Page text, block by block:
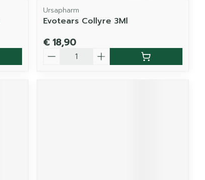
Ursapharm
Evotears Collyre 3Ml
€ 18,90